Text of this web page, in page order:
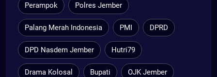
Perampok Polres Jember
Palang Merah Indonesia PMI DPRD
DPD Nasdem Jember Hutri79
Drama Kolosal Bupati OJK Jember